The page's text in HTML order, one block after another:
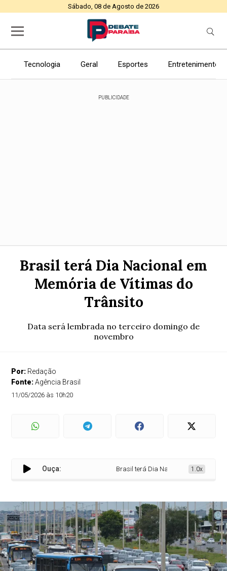
Sábado, 08 de Agosto de 2026
Tecnologia Geral Esportes Entretenimento
PUBLICIDADE
Brasil terá Dia Nacional em
Memória de Vítimas do
Trânsito
Data será lembrada no terceiro domingo de
novembro
Por: Redação
Fonte:Agência Brasil
11/05/2026 às 10h20
Ouça: Brasil terá Dia Nacional em Memória
1.0x